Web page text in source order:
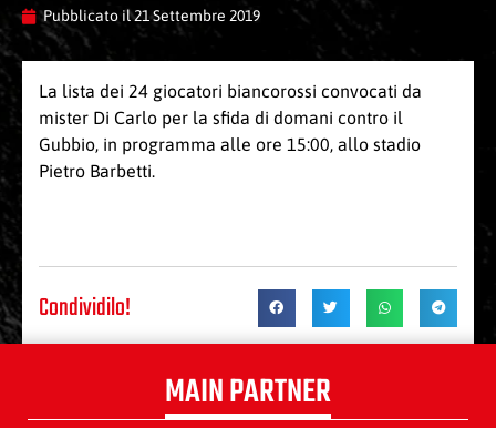
Pubblicato il21 Settembre 2019
La lista dei 24 giocatori biancorossi convocati da
mister Di Carlo per la sfida di domani contro il
Gubbio, in programma alle ore 15:00, allo stadio
Pietro Barbetti.
Condividilo!
MAIN PARTNER